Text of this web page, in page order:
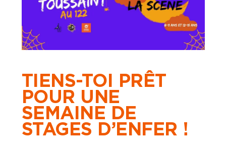
TIENS-TOI PRÊT
POUR UNE
SEMAINE DE
STAGES D’ENFER !